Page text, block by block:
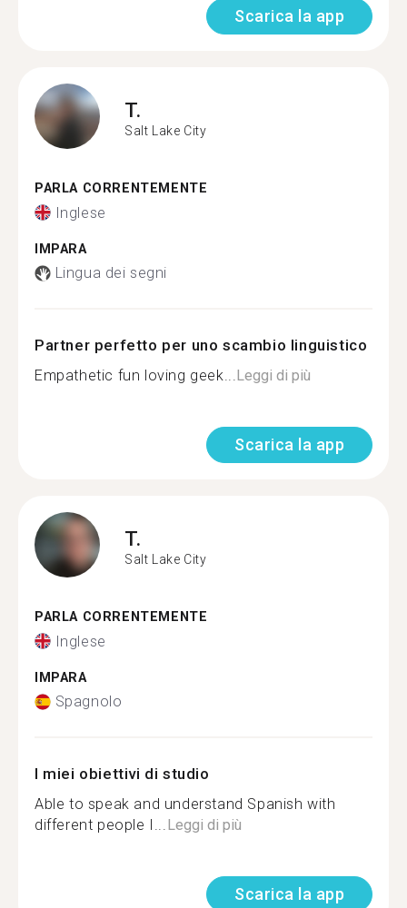
Scarica la app
T.
Salt Lake City
PARLA CORRENTEMENTE
Inglese
IMPARA
Lingua dei segni
Partner perfetto per uno scambio linguistico
Empathetic fun loving geek...Leggi di più
Scarica la app
T.
Salt Lake City
PARLA CORRENTEMENTE
Inglese
IMPARA
Spagnolo
I miei obiettivi di studio
Able to speak and understand Spanish with
different people I...Leggi di più
Scarica la app